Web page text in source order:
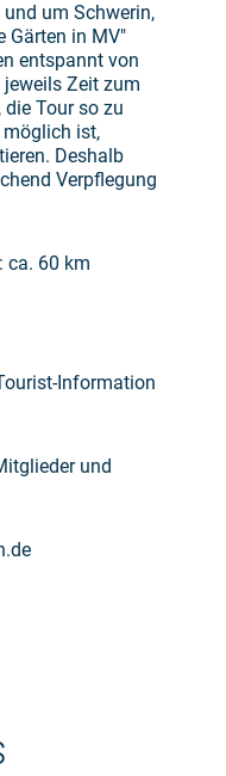
um Schwerin,
Gärten in MV"
entspannt von
jeweils Zeit zum
die Tour so zu
möglich ist,
Deshalb
Verpflegung
ca. 60 km
Information
und